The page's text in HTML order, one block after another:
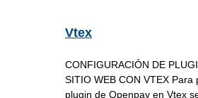
Vtex
CONFIGURACIÓN DE
SITIO WEB CON VTEX
plugin de Openpay en Vtex